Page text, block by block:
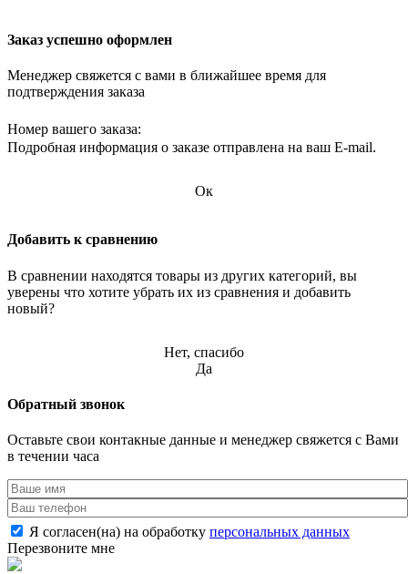
Заказ успешно оформлен
Менеджер свяжется с вами в ближайшее время для
подтверждения заказа
Номер вашего заказа:
Подробная информация о заказе отправлена на ваш E-mail.
Ок
Добавить к сравнению
В сравнении находятся товары из других категорий, вы
уверены что хотите убрать их из сравнения и добавить
новый?
Нет, спасибо
Да
Обратный звонок
Оставьте свои контакные данные и менеджер свяжется с Вами
в течении часа
Я согласен(на) на обработку персональных данных
Перезвоните мне